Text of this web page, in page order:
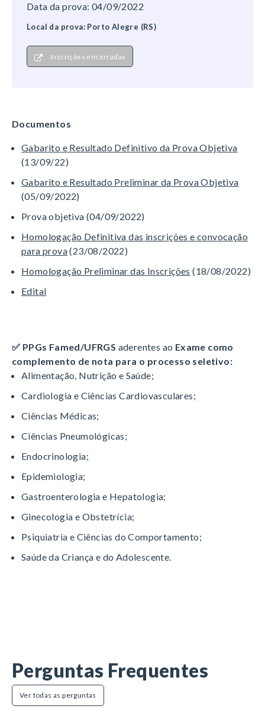
Data da prova: 04/09/2022
Local da prova: Porto Alegre (RS)
Inscrições encerradas
Documentos
Gabarito e Resultado Definitivo da Prova Objetiva
(13/09/22)
Gabarito e Resultado Preliminar da Prova Objetiva
(05/09/2022)
Prova objetiva (04/09/2022)
Homologação Definitiva das inscrições e convocação
para prova(23/08/2022)
Homologação Preliminar das Inscrições (18/08/2022)
Edital
✅ PPGs Famed/UFRGS aderentes ao Exame como
complemento de nota para o processo seletivo:
Alimentação, Nutrição e Saúde;
Cardiologia e Ciências Cardiovasculares;
Ciências Médicas;
Ciências Pneumológicas;
Endocrinologia;
Epidemiologia;
Gastroenterologia e Hepatologia;
Ginecologia e Obstetrícia;
Psiquiatria e Ciências do Comportamento;
Saúde da Criança e do Adolescente.
Perguntas Frequentes
Ver todas as perguntas